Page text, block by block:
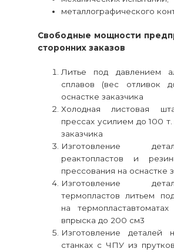
металлографического
Свободные мощности
сторонних заказов
Литье под давлением
сплавов (вес отливок
оснастке заказчика
Холодная листовая
прессах усилием до 100
заказчика
Изготовление
реактопластов и
прессования на оснастке
Изготовление
термопластов литьем
на
впрыска до 200 см3
Изготовление деталей
станках с ЧПУ из